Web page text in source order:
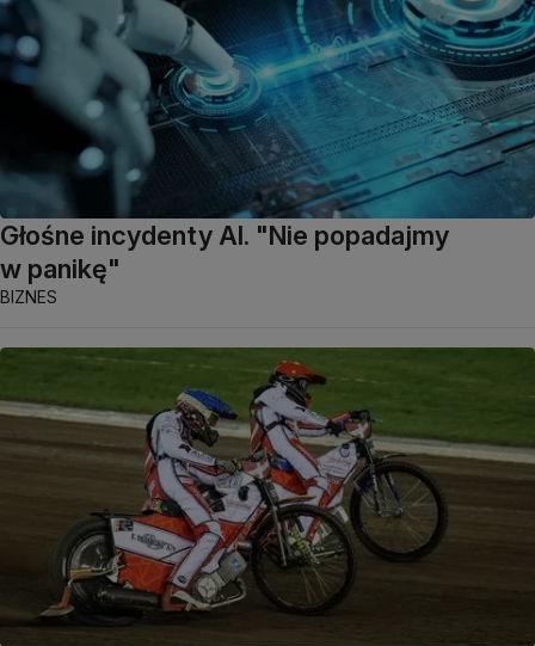
Głośne incydenty AI. "Nie popadajmy
w panikę"
BIZNES